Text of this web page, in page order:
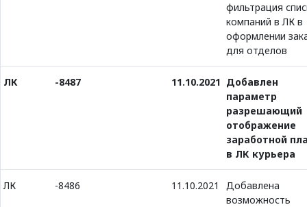
фильтрация
компаний в ЛК в
оформлении
для отделов
ЛК -8487 11.10.2021 Добавлен
параметр
разрешающий
отображение
заработной
в ЛК курьера
ЛК -8486 11.10.2021
Добавлена
возможность